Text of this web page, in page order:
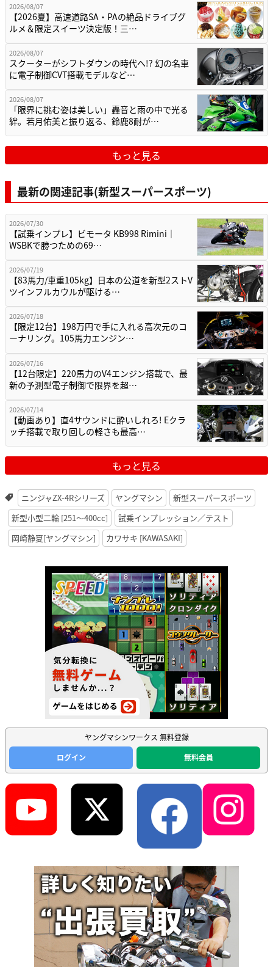
2026/08/07
【2026夏】高速道路SA・PAの絶品ドライブグ
ルメ＆限定スイーツ決定版！三…
2026/08/07
スクーターがシフトダウンの時代へ!? 幻の名車
に電子制御CVT搭載モデルなど…
2026/08/07
「限界に挑む姿は美しい」轟音と雨の中で光る
絆。若月佑美と振り返る、鈴鹿8耐が…
もっと見る
最新の関連記事(新型スーパースポーツ)
2026/07/30
【試乗インプレ】ビモータ KB998 Rimini｜
WSBKで勝つための69…
2026/07/19
【83馬力/車重105kg】日本の公道を新型2ストV
ツインフルカウルが駆ける…
2026/07/18
【限定12台】198万円で手に入れる高次元のコ
ーナリング。105馬力エンジン…
2026/07/16
【12台限定】220馬力のV4エンジン搭載で、最
新の予測型電子制御で限界を超…
2026/07/14
【動画あり】直4サウンドに酔いしれろ! Eクラ
ッチ搭載で取り回しの軽さも最高…
もっと見る
ニンジャZX-4Rシリーズ ヤングマシン
新型スーパースポーツ
新型小型二輪 [251〜400cc]
試乗インプレッション／テスト
岡崎静夏[ヤングマシン]
カワサキ [KAWASAKI]
ヤングマシンワークス 無料登録
ログイン
無料会員